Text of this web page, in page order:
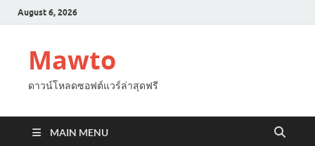
August 6, 2026
Mawto
ดาวน์โหลดซอฟต์แวร์ล่าสุดฟรี
MAIN MENU